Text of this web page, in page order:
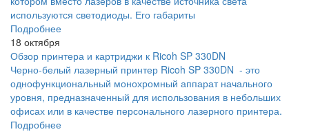
используются светодиоды. Его габариты
Подробнее
18 октября
Обзор принтера и картриджи к Ricoh SP 330DN
Черно-белый лазерный принтер Ricoh SP 330DN - это
однофункциональный монохромный аппарат начального
уровня, предназначенный для использования в небольших
офисах или в качестве персонального лазерного принтера.
Подробнее